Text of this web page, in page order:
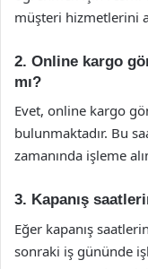
müşteri hizmetlerini
2. Online kargo
mı?
Evet, online kargo
bulunmaktadır. Bu
zamanında işleme
3. Kapanış
Eğer kapanış
sonraki iş gününde